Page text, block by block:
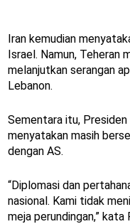
Iran kemudian
Israel. Namun, Teheran
melanjutkan serangan
Lebanon.
Sementara itu,
menyatakan masih
dengan AS.
“Diplomasi dan
nasional. Kami tidak
meja perundingan,” kata